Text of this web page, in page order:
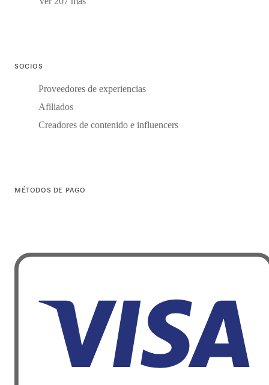
SOCIOS
Proveedores de experiencias
Afiliados
Creadores de contenido e influencers
MÉTODOS DE PAGO